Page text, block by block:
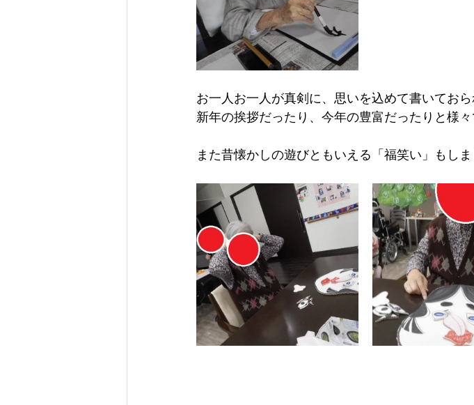
お一人お一人が真剣に、思いを込めて書いておら
新年の挨拶だったり、今年の豊富だったりと様
また昔懐かしの遊びともいえる「福笑い」もしま